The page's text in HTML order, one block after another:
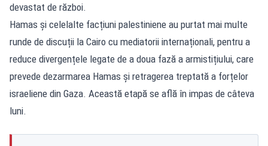
devastat de război.
Hamas și celelalte facțiuni palestiniene au purtat mai multe
runde de discuții la Cairo cu mediatorii internaționali, pentru a
reduce divergențele legate de a doua fază a armistițiului, care
prevede dezarmarea Hamas și retragerea treptată a forțelor
israeliene din Gaza. Această etapă se află în impas de câteva
luni.